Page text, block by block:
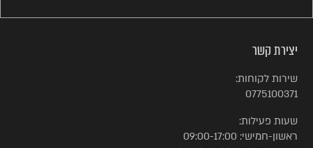
יצירת קשר
שירות לקוחות:
0775100371
שעות פעילות:
ראשון-חמישי: 09:00-17:00